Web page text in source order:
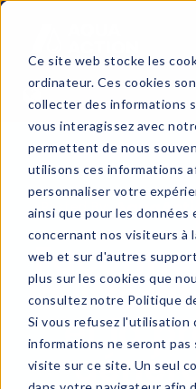
Ce site web stocke les
ordinateur. Ces cookies
collecter des informations
vous interagissez avec
permettent de nous
utilisons ces informations
personnaliser votre
ainsi que pour les données
concernant nos visiteurs à
web et sur d'autres
plus sur les cookies que
consultez notre Politique
Si vous refusez l'utilisation
informations ne seront pas
visite sur ce site. Un seul
Posted By:
la
et la